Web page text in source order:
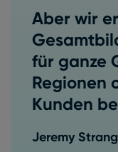
Aber wir
für ganze
Regionen
Kunden
Jeremy Strang